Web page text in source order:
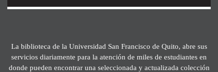
La biblioteca de la Universidad San Francisco de Quito, abre sus
servicios diariamente para la atención de miles de estudiantes en
donde pueden encontrar una seleccionada y actualizada colección